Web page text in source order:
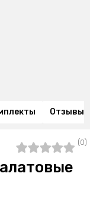
Отзывы
(0)